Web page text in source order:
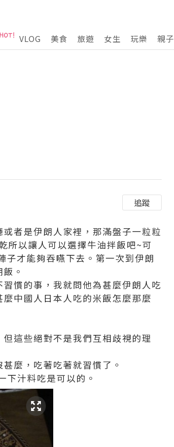
VLOG 美食 旅遊 女生 玩樂 親子
追蹤
者是伊朗人家裡，那滿盤子一粒粒
所以讓人可以選擇牛油拌飯吧~可
才能夠吞嚥下去。第一次到伊朗
。
慣的事，我就問他為甚麼伊朗人吃
中國人日本人吃的米飯怎麼那麼
這些絕對不是我們互相歧視的理
麼，吃著吃著就習慣了。
汁料吃是可以的。